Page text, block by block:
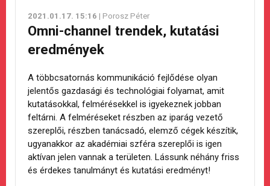
2021.01.17. 15:16 | Porosz Péter
Omni-channel trendek, kutatási
eredmények
A többcsatornás kommunikáció fejlődése olyan
jelentős gazdasági és technológiai folyamat, amit
kutatásokkal, felmérésekkel is igyekeznek jobban
feltárni. A felméréseket részben az iparág vezető
szereplői, részben tanácsadó, elemző cégek készítik,
ugyanakkor az akadémiai szféra szereplői is igen
aktívan jelen vannak a területen. Lássunk néhány friss
és érdekes tanulmányt és kutatási eredményt!